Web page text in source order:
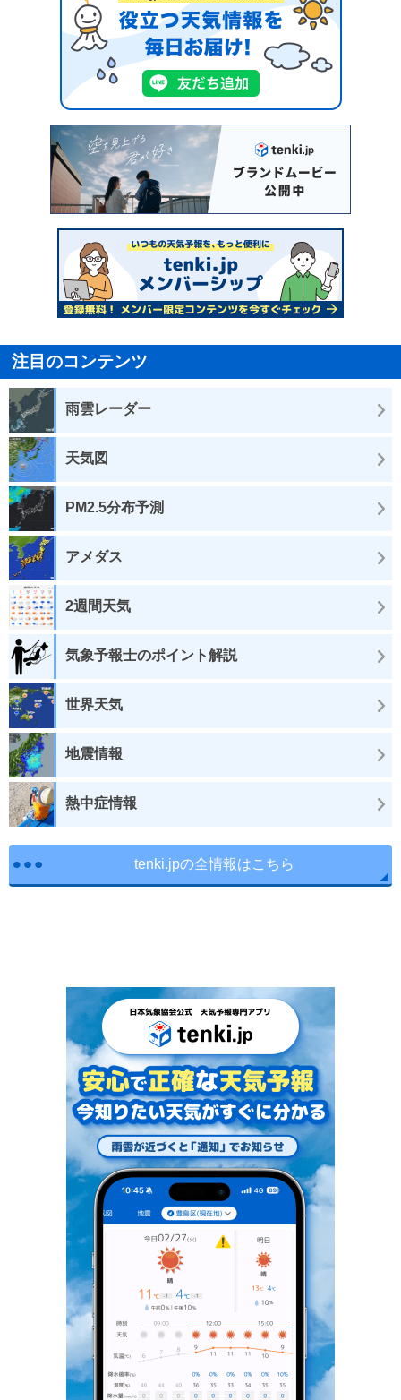
注目のコンテンツ
雨雲レーダー
天気図
PM2.5分布予測
アメダス
2週間天気
気象予報士のポイント解説
世界天気
地震情報
熱中症情報
tenki.jpの全情報はこちら